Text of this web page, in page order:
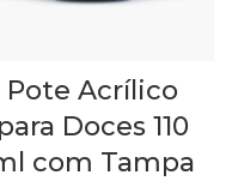
Pote Acrílico
para Doces 110
com Tampa